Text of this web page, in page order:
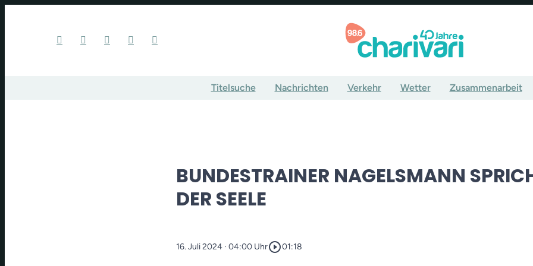
Titelsuche Nachrichten Verkehr Wetter Zusammenarbeit
BUNDESTRAINER NAGELSMANN
DER SEELE
16. Juli 2024 · 04:00 Uhrplay_circle_outline01:18